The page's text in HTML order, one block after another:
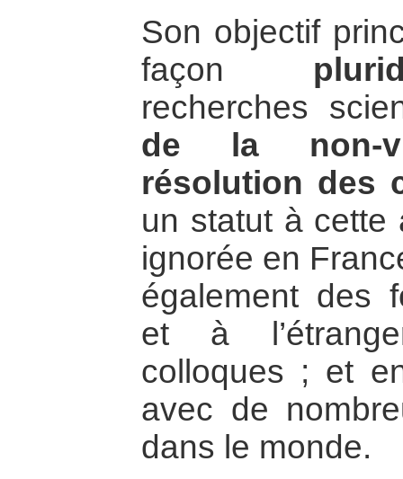
Son objectif
façon
recherches
de la non-
résolution des
un statut à cette
ignorée en
également des
et à
colloques ; et
avec de
dans le monde.